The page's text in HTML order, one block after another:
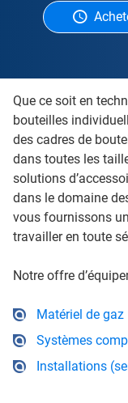
Que ce soit en
bouteilles
des cadres de
dans toutes les
solutions
dans le domaine
vous fournissons
travailler en toute
Notre offre
Matériel de gaz
Systèmes
Installations